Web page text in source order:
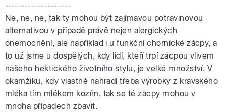
--------------------
Ne, ne, ne, tak ty mohou být zajímavou potravinovou
alternativou v případě právě nejen alergických
onemocnění, ale například i u funkční chornické zácpy, a
to už jsme u dospělých, kdy lidí, kteří trpí zácpou vlivem
našeho hektického životního stylu, je velké množství. V
okamžiku, kdy vlastně nahradí třeba výrobky z kravského
mléka tím mlékem kozím, tak se té zácpy mohou v
mnoha případech zbavit.